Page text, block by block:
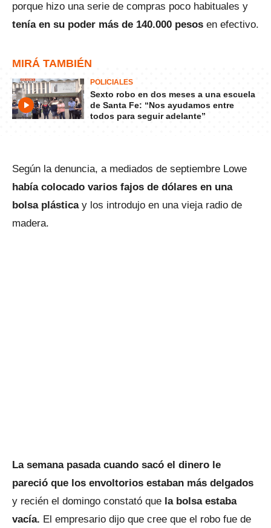
porque hizo una serie de compras poco habituales y
tenía en su poder más de 140.000 pesos en efectivo.
MIRÁ TAMBIÉN
POLICIALES
Sexto robo en dos meses a una escuela
de Santa Fe: “Nos ayudamos entre
todos para seguir adelante”
Según la denuncia, a mediados de septiembre Lowe
había colocado varios fajos de dólares en una
bolsa plásticay los introdujo en una vieja radio de
madera.
La semana pasada cuando sacó el dinero le
pareció que los envoltorios estaban más delgados
y recién el domingo constató que la bolsa estaba
vacía. El empresario dijo que cree que el robo fue de